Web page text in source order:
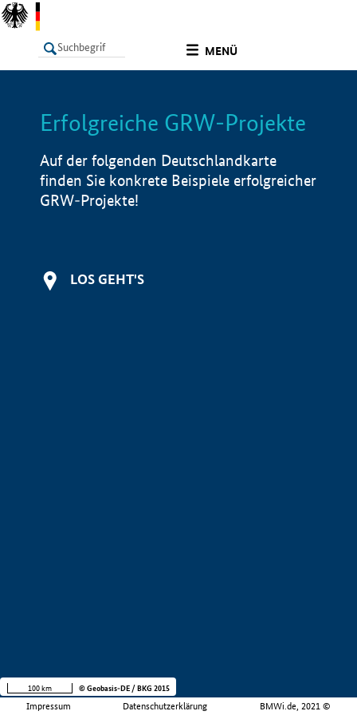
MENÜ
LISTE Info
Erfolgreiche GRW-Projekte
Auf der folgenden Deutschlandkarte
finden Sie konkrete Beispiele erfolgreicher
GRW-Projekte!
LOS GEHT'S
Impressum Datenschutzerklärung BMWi.de, 2021 ©
100 km © Geobasis-DE / BKG 2015